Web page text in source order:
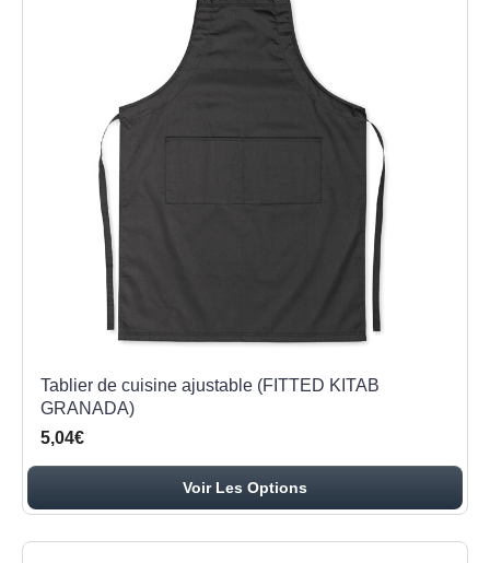
Tablier de cuisine ajustable (FITTED KITAB
GRANADA)
5,04€
Voir Les Options